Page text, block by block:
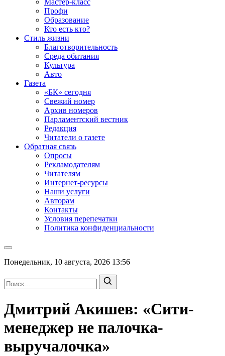
Мастер-класс
Профи
Образование
Кто есть кто?
Стиль жизни
Благотворительность
Среда обитания
Культура
Авто
Газета
«БК» сегодня
Свежий номер
Архив номеров
Парламентский вестник
Редакция
Читатели о газете
Обратная связь
Опросы
Рекламодателям
Читателям
Интернет-ресурсы
Наши услуги
Авторам
Контакты
Условия перепечатки
Политика конфиденциальности
Понедельник, 10 августа, 2026 13:56
Дмитрий Акишев: «Сити-
менеджер не палочка-
выручалочка»